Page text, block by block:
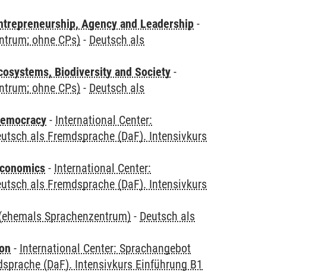
Agency and Leadership -
ohne CPs) - Deutsch als
Biodiversity and Society -
ohne CPs) - Deutsch als
- International Center:
als Fremdsprache (DaF). Intensivkurs
- International Center:
als Fremdsprache (DaF). Intensivkurs
Sprachenzentrum) - Deutsch als
- International Center: Sprachangebot
(DaF). Intensivkurs Einführung B1